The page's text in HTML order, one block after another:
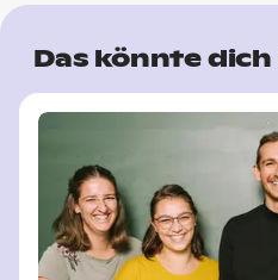
Das könnte